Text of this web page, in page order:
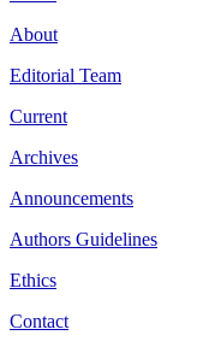
About
Editorial Team
Current
Archives
Announcements
Authors Guidelines
Ethics
Contact